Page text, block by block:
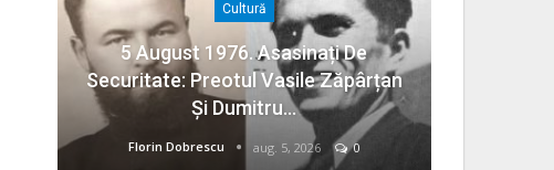
Cultură
5 August 1976. Asasinați De
Securitate: Preotul Vasile Zăpârțan
Și Dumitru…
Florin Dobrescu aug. 5, 2026 0